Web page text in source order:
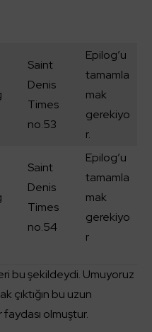
Saint
Denis
Times
no.53
Epilog’u
tamamla
mak
gerekiyo
r.
Saint
Denis
Times
no.54
Epilog’u
tamamla
mak
gerekiyo
r
bu şekildeydi. Umuyoruz
çıktığın bu uzun
faydası olmuştur.